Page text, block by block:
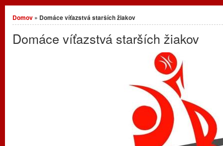
Nachádzate sa tu
Domov » Domáce víťazstvá starších žiakov
Domáce víťazstvá starších žiakov